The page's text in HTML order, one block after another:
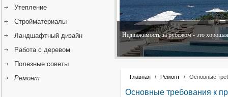
Недвижимость за рубежом - это
Главная / Ремонт / Основные
Основные требования к
Утепление
Стройматериалы
Ландшафтный дизайн
Работа с деревом
Полезные советы
Ремонт